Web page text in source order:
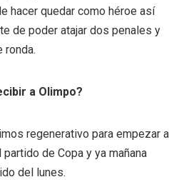
hacer quedar como héroe así
de poder atajar dos penales y
ronda.
a Olimpo?
regenerativo para empezar a
de Copa y ya mañana
del lunes.